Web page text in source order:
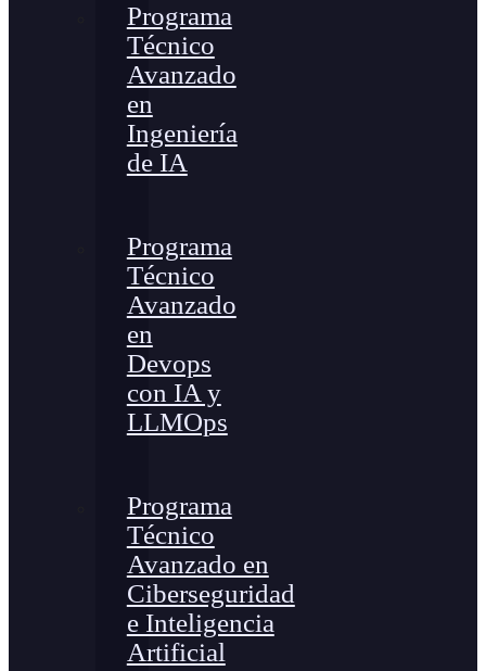
Programa
Técnico
Avanzado
en
Ingeniería
de IA
Programa
Técnico
Avanzado
en
Devops
con IA y
LLMOps
Programa
Técnico
Avanzado en
Ciberseguridad
e Inteligencia
Artificial